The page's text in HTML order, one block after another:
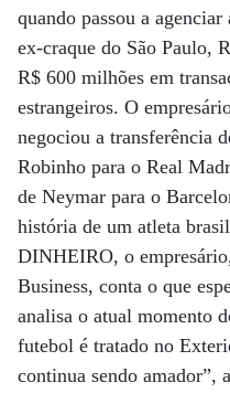
quando passou a
ex-craque do São Paulo,
R$ 600 milhões em
estrangeiros. O
negociou a transferência
Robinho para o Real
de Neymar para o
história de um atleta
DINHEIRO, o
Business, conta o que
analisa o atual momento
futebol é tratado no
continua sendo amador”,